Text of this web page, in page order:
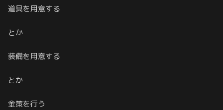
道具を用意する
とか
装備を用意する
とか
金策を行う